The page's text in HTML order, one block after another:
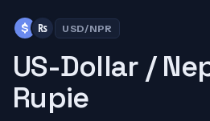
$ ₨ USD/NPR
US-Dollar /
Rupie